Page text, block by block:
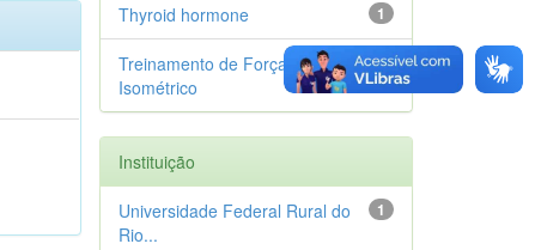
1
Thyroid hormone
1
Treinamento de Força
Isométrico
Instituição
1
Universidade Federal Rural do
Rio...